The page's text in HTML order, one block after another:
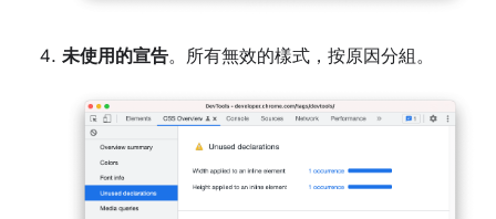
未使用的宣告。所有無效的樣式，按原因分組。